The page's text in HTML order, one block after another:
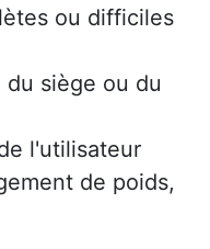
ou difficiles
siège ou du
l'utilisateur
de poids,